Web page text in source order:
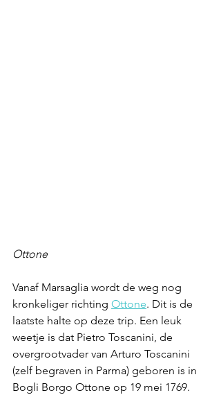
Ottone
Vanaf Marsaglia wordt de weg nog
kronkeliger richting Ottone. Dit is de
laatste halte op deze trip. Een leuk
weetje is dat Pietro Toscanini, de
overgrootvader van Arturo Toscanini
(zelf begraven in Parma) geboren is in
Bogli Borgo Ottone op 19 mei 1769.